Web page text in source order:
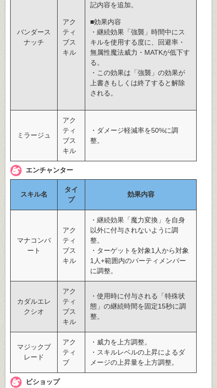
バンダース
ナッチ
アク
ティ
ブス
キル
記内容を追加。
■効果内容
・継続効果「強襲」時間中にス
キルを使用する度に、回避率・
無属性魔法威力・MATKが低下す
る。
・この効果は「強襲」の効果が
上書きもしくは終了すると解除
される。
ミラージュ
アク
ティ
ブス
キル
・ダメージ軽減率を50%に調
整。
エンチャンター
スキル名
タイ
プ
効果内容
マナコンバ
ート
アク
ティ
ブス
キル
・継続効果「魔力変換」を自身
以外に付与されないように調
整。
・ターゲットを対象1人から対象
1人+範囲内のパーティメンバー
に調整。
カダルエレ
クシオ
アク
ティ
ブス
キル
・使用時に付与される「特殊状
態」の継続時間を固定15秒に調
整。
マジックブ
レード
アク
ティ
ブ
・威力を上方調整。
・スキルレベルの上昇によるダ
メージの上昇量を上方調整。
ビショップ